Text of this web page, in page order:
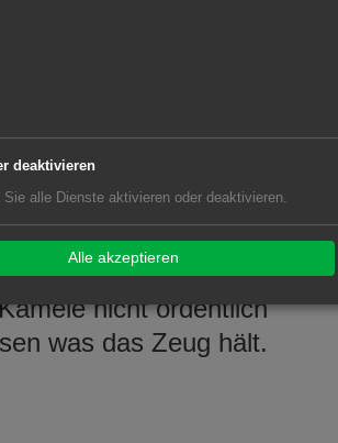
Wüste. Die
tippen, welche von
letztes über die Ziellinie
nicht ordentlich
was das Zeug hält.
deaktivieren
alle Dienste aktivieren oder deaktivieren.
Alle akzeptieren